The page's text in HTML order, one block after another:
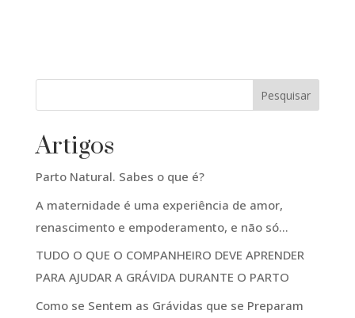
Pesquisar
Artigos
Parto Natural. Sabes o que é?
A maternidade é uma experiência de amor,
renascimento e empoderamento, e não só…
TUDO O QUE O COMPANHEIRO DEVE APRENDER
PARA AJUDAR A GRÁVIDA DURANTE O PARTO
Como se Sentem as Grávidas que se Preparam